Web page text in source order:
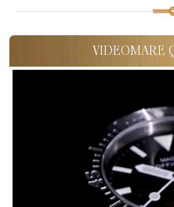
VIDEOMARE